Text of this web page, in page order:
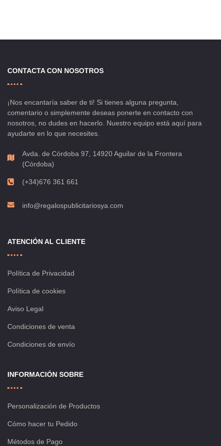
CONTACTA CON NOSOTROS
¡Nos encantaría saber de ti! Si tienes alguna pregunta,
comentario o simplemente deseas ponerte en contacto con
nosotros, no dudes en hacerlo. Nuestro equipo está aquí para
ayudarte en lo que necesites.
Avda. de Córdoba 97, 14920 Aguilar de la Frontera
(Córdoba)
(+34)676 361 661
info@regalospublicitariosya.com
ATENCIÓN AL CLIENTE
Política de Privacidad
Política de cookies
Aviso Legal
Condiciones de venta
Condiciones de envío
INFORMACIÓN SOBRE
Personalización de Productos
Cómo hacer tu Pedido
Métodos de Pago